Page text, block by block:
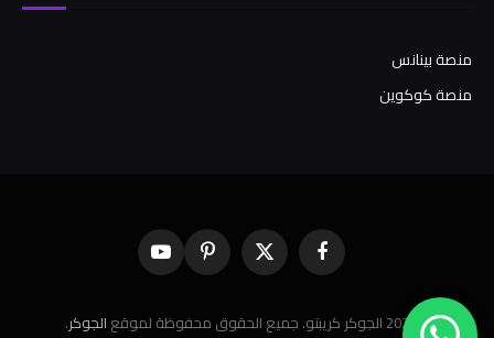
منصة بينانس
منصة كوكوين
فيسبوك X
(Twitter)
بينتيريستيوتيوب
© 2026 الجوكر كريبتو. جميع الحقوق محفوظة لموقع الجوكر.